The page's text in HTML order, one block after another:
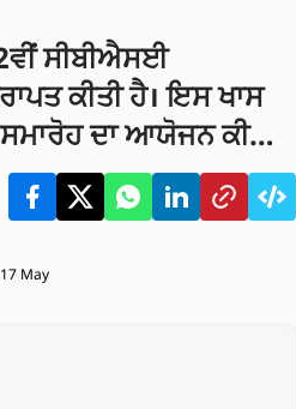
ਸੀਬੀਐਸਈ
ਕੀਤੀ ਹੈ। ਇਸ ਖਾਸ
ਦਾ ਆਯੋਜਨ ਕੀਤਾ
May